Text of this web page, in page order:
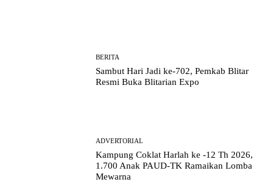
BERITA
Sambut Hari Jadi ke-702, Pemkab Blitar
Resmi Buka Blitarian Expo
ADVERTORIAL
Kampung Coklat Harlah ke -12 Th 2026,
1.700 Anak PAUD-TK Ramaikan Lomba
Mewarna